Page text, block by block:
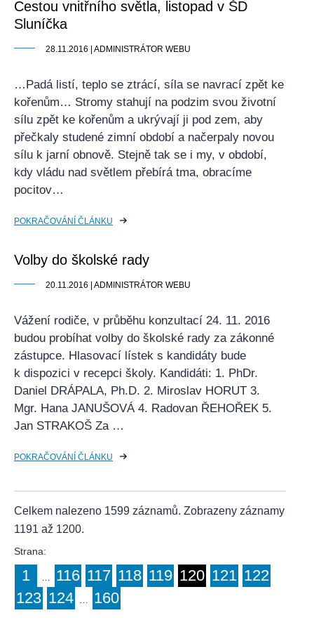
Cestou vnitřního světla, listopad v ŠD
Sluníčka
28.11.2016 | ADMINISTRÁTOR WEBU
…Padá listí, teplo se ztrácí, síla se navrací zpět ke
kořenům… Stromy stahují na podzim svou životní
sílu zpět ke kořenům a ukrývají ji pod zem, aby
přečkaly studené zimní období a načerpaly novou
sílu k jarní obnově. Stejně tak se i my, v období,
kdy vládu nad světlem přebírá tma, obracíme
pocitov…
POKRAČOVÁNÍ ČLÁNKU
Volby do školské rady
20.11.2016 | ADMINISTRÁTOR WEBU
Vážení rodiče, v průběhu konzultací 24. 11. 2016
budou probíhat volby do školské rady za zákonné
zástupce. Hlasovací lístek s kandidáty bude
k dispozici v recepci školy. Kandidáti: 1. PhDr.
Daniel DRÁPALA, Ph.D. 2. Miroslav HORUT 3.
Mgr. Hana JANUŠOVÁ 4. Radovan ŘEHOŘEK 5.
Jan STRAKOŠ Za …
POKRAČOVÁNÍ ČLÁNKU
Celkem nalezeno 1599 záznamů. Zobrazeny záznamy
1191 až 1200.
Strana:
1 … 116 117 118 119 120 121 122
123 124 … 160